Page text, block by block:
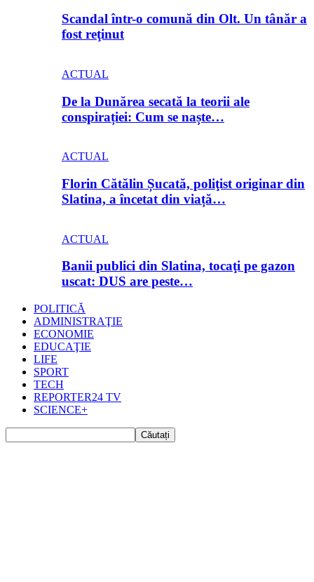
Scandal într-o comună din Olt. Un tânăr a
fost reţinut
ACTUAL
De la Dunărea secată la teorii ale
conspirației: Cum se naște…
ACTUAL
Florin Cătălin Șucată, poliţist originar din
Slatina, a încetat din viață…
ACTUAL
Banii publici din Slatina, tocaţi pe gazon
uscat: DUS are peste…
POLITICĂ
ADMINISTRAŢIE
ECONOMIE
EDUCAŢIE
LIFE
SPORT
TECH
REPORTER24 TV
SCIENCE+